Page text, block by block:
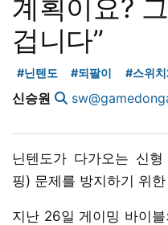
계획이요?
겁니다”
#닌텐도 #되팔이 #스위
신승원
닌텐도가 다가오는 신
핑) 문제를 방지하기 위한
지난 26일 게이밍 바이